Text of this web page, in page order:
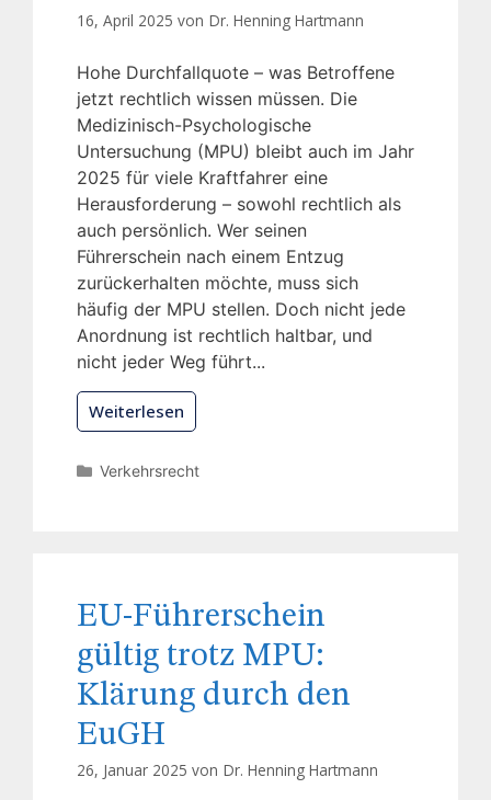
16, April 2025 von Dr. Henning Hartmann
Hohe Durchfallquote – was Betroffene
jetzt rechtlich wissen müssen. Die
Medizinisch-Psychologische
Untersuchung (MPU) bleibt auch im Jahr
2025 für viele Kraftfahrer eine
Herausforderung – sowohl rechtlich als
auch persönlich. Wer seinen
Führerschein nach einem Entzug
zurückerhalten möchte, muss sich
häufig der MPU stellen. Doch nicht jede
Anordnung ist rechtlich haltbar, und
nicht jeder Weg führt...
Weiterlesen
Verkehrsrecht
EU-Führerschein
gültig trotz MPU:
Klärung durch den
EuGH
26, Januar 2025 von Dr. Henning Hartmann